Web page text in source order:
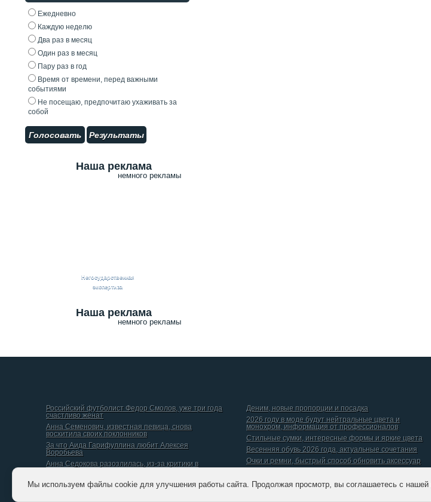
Ежедневно
Каждую неделю
Два раз в месяц
Один раз в месяц
Пару раз в год
Время от времени, перед важными
событиями
Не посещаю, предпочитаю ухаживать за
собой
Голосовать Результаты
Наша реклама
немного рекламы
Негосударственная
экспертиза
Наша реклама
немного рекламы
Российский футболист Федор Смолов, уже три года
счастливо женат
Анна Семенович, известная певица, снова
восхитила своих поклонников
За что Аида Гарифуллина любит Алексея
Воробьева
Анна Седокова разозлилась, из-за критики в
Даниил Вершинин, рассказал о том, какой он видит
идеальную женщину
Деним, новые пропорции и посадка
2026 году в моде будут нейтральные цвета и
монохром, информация от профессионалов
Стильные сумки, интересные формы и яркие цвета
Весенняя обувь 2026 года, актуальные сочетания
Очки и ремни, быстрый способ обновить аксессуар
Мы используем файлы cookie для улучшения работы сайта. Продолжая просмотр, вы соглашаетесь с нашей